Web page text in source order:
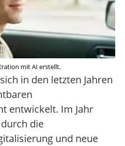
mit AI erstellt.
in den letzten Jahren
entwickelt. Im Jahr
die
und neue